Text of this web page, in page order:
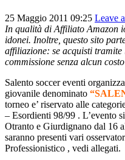
25 Maggio 2011 09:25 Leave
In qualità di Affiliato Amazon
idonei. Inoltre, questo sito
affiliazione: se acquisti
commissione senza alcun
Salento soccer eventi
giovanile denominato
torneo e’ riservato alle
– Esordienti 98/99 . L’evento
Otranto e Giurdignano dal 16
saranno presenti vari
Professionistico , vedi allegati.